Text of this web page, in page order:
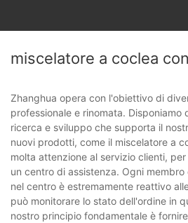
miscelatore a coclea
Zhanghua opera con l'obiettivo di
professionale e rinomata. Disponiamo
ricerca e sviluppo che supporta il
nuovi prodotti, come il miscelatore a
molta attenzione al servizio clienti,
un centro di assistenza. Ogni
nel centro è estremamente reattivo
può monitorare lo stato dell'ordine in
nostro principio fondamentale è